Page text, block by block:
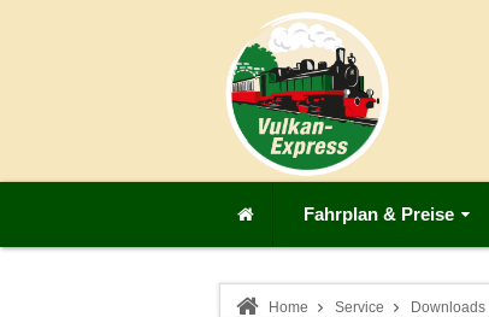
Fahrplan & Preise
Home Service Downloads